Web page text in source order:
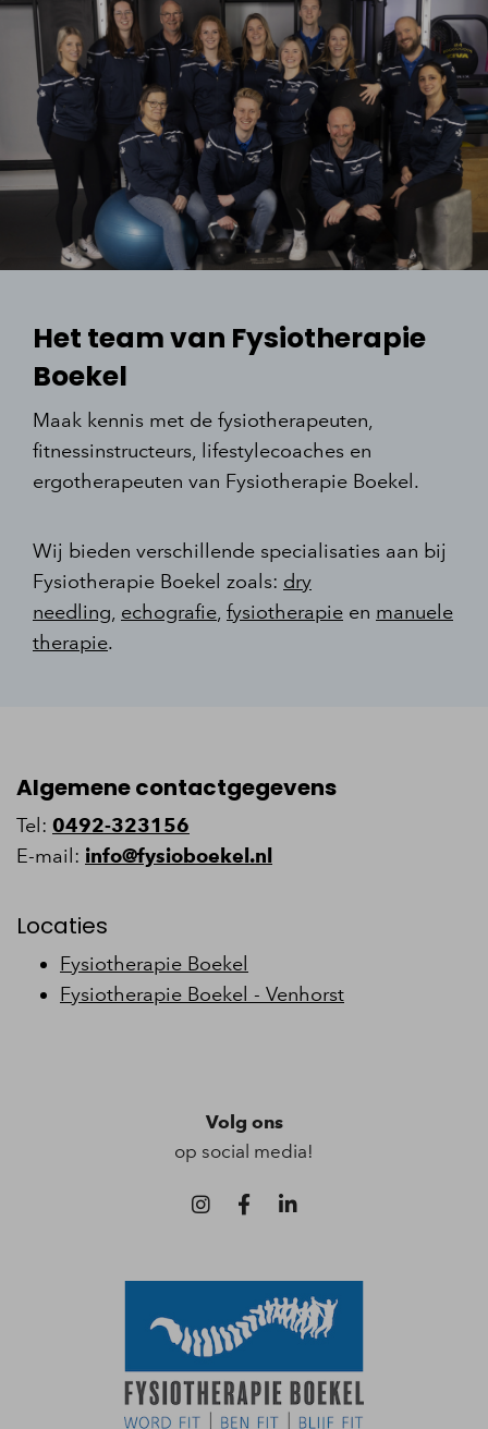
Het team van Fysiotherapie
Boekel
Maak kennis met de fysiotherapeuten,
fitnessinstructeurs, lifestylecoaches en
ergotherapeuten van Fysiotherapie Boekel.
Wij bieden verschillende specialisaties aan bij
Fysiotherapie Boekel zoals: dry
needling, echografie, fysiotherapie en manuele
therapie.
Algemene contactgegevens
Tel: 0492-323156
E-mail: info@fysioboekel.nl
Locaties
Fysiotherapie Boekel
Fysiotherapie Boekel - Venhorst
Volg ons
op social media!